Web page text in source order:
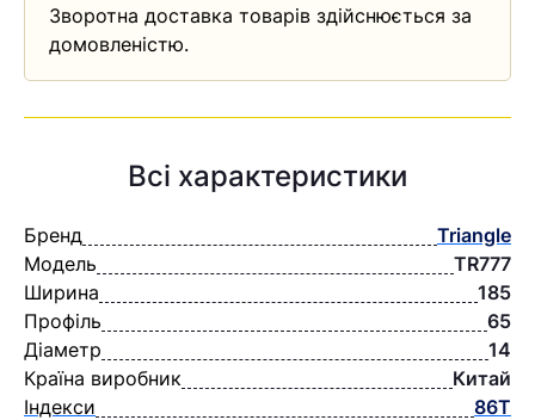
Зворотна доставка товарів здійснюється за
домовленістю.
Всі характеристики
Бренд
Triangle
Модель
TR777
Ширина
185
Профіль
65
Діаметр
14
Країна виробник
Китай
Індекси
86T